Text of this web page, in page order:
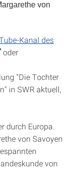
von
Kanal des
oder
"Die Tochter
in SWR aktuell,
durch Europa.
von Savoyen
von